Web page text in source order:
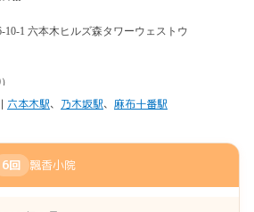
| 六本木駅、 乃木坂駅、 麻布十番駅
6回 飄香小院